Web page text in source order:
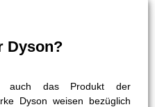
Dyson?
auch das Produkt der
Dyson weisen bezüglich